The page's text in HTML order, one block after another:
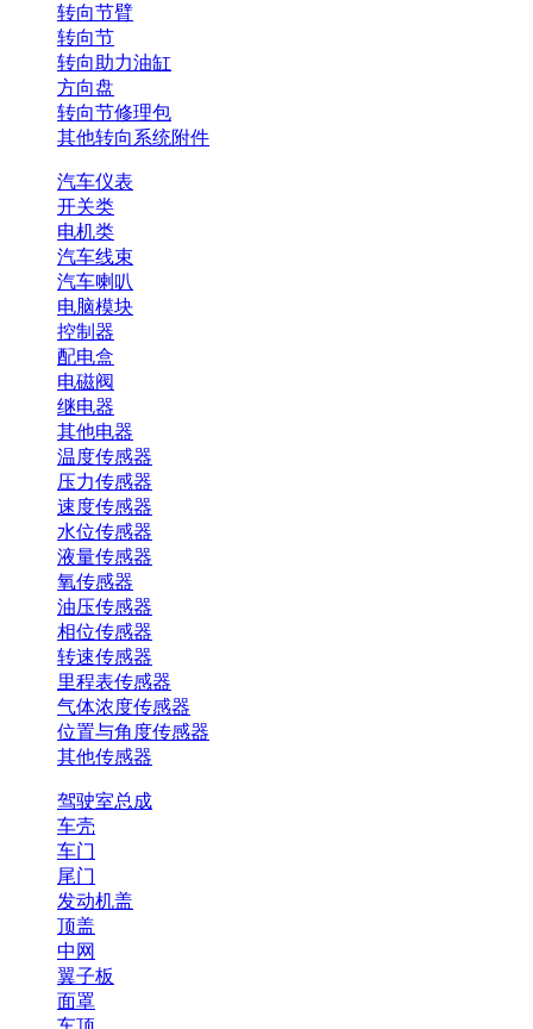
转向节臂
转向节
转向助力油缸
方向盘
转向节修理包
其他转向系统附件
汽车仪表
开关类
电机类
汽车线束
汽车喇叭
电脑模块
控制器
配电盒
电磁阀
继电器
其他电器
温度传感器
压力传感器
速度传感器
水位传感器
液量传感器
氧传感器
油压传感器
相位传感器
转速传感器
里程表传感器
气体浓度传感器
位置与角度传感器
其他传感器
驾驶室总成
车壳
车门
尾门
发动机盖
顶盖
中网
翼子板
面罩